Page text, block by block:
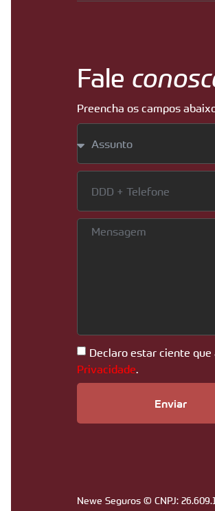
Fale
Preencha os campos
Declaro estar ciente
Privacidade.
Enviar
Newe Seguros © CNPJ: